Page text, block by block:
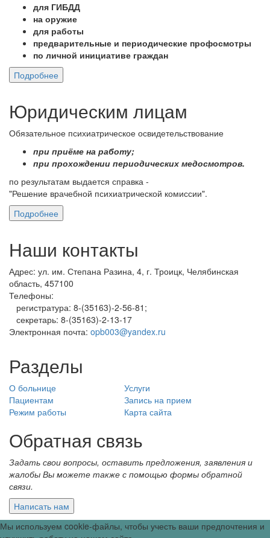
для ГИБДД
на оружие
для работы
предварительные и периодические профосмотры
по личной инициативе граждан
Юридическим лицам
Обязательное психиатрическое освидетельствование
при приёме на работу;
при прохождении периодических медосмотров.
по результатам выдается справка -
"Решение врачебной психиатрической комиссии".
Наши контакты
Адрес: ул. им. Степана Разина, 4, г. Троицк, Челябинская
область, 457100
Телефоны:
регистратура: 8-(35163)-2-56-81;
секретарь: 8-(35163)-2-13-17
Электронная почта: opb003@yandex.ru
Разделы
О больнице
Услуги
Пациентам
Запись на прием
Режим работы
Карта сайта
Обратная связь
Задать свои вопросы, оставить предложения, заявления и
жалобы Вы можете также с помощью формы обратной
связи.
Мы используем cookie-файлы, чтобы учесть ваши предпочтения и